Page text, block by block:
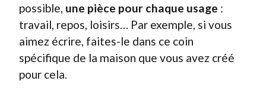
possible, une pièce pour chaque usage :
travail, repos, loisirs… Par exemple, si vous
aimez écrire, faites-le dans ce coin
spécifique de la maison que vous avez créé
pour cela.